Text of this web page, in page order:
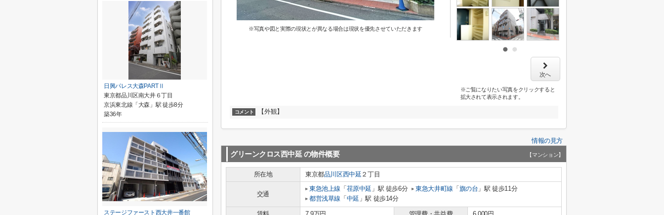
※写真や図と実際の現状とが異なる場合は現状を優先させていただきます
次へ
※ご覧になりたい写真をクリックすると
拡大されて表示されます。
コメント 【外観】
情報の見方
グリーンクロス西中延 の物件概要 【マンション】
所在地 東京都品川区西中延 ２丁目
交通
東急池上線 「 荏原中延 」駅 徒歩6分 東急大井町線 「 旗の台 」駅 徒歩11分
都営浅草線 「 中延 」駅 徒歩14分
日興パレス大森PARTⅡ
東京都品川区南大井６丁目
京浜東北線「大森」駅 徒歩8分
築36年
ステージファースト西大井一番館